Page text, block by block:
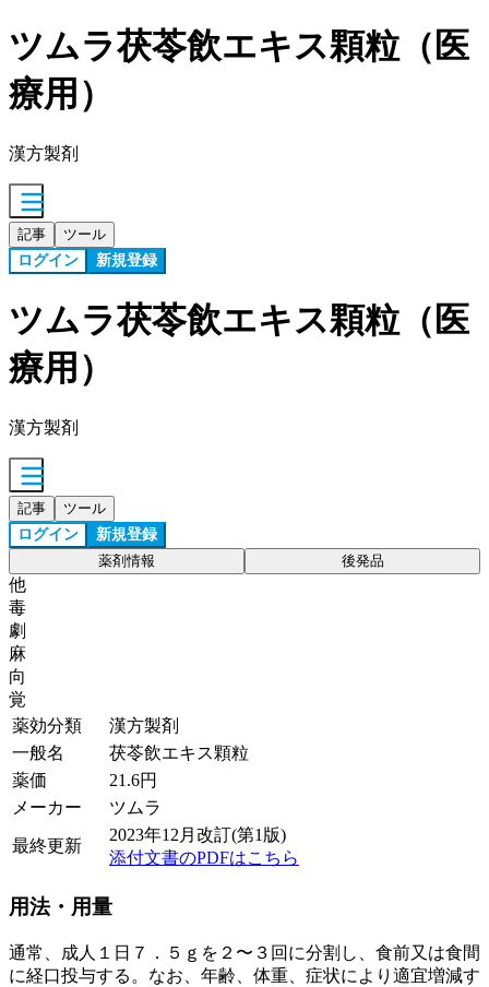
ツムラ茯苓飲エキス顆粒（医
療用）
漢方製剤
記事 ツール
ログイン 新規登録
ツムラ茯苓飲エキス顆粒（医
療用）
漢方製剤
記事 ツール
ログイン 新規登録
薬剤情報 後発品
他
毒
劇
麻
向
覚
薬効分類
漢方製剤
一般名
茯苓飲エキス顆粒
薬価
21.6円
メーカー
ツムラ
最終更新
2023年12月改訂(第1版)
添付文書のPDFはこちら
用法・用量
通常、成人１日７．５ｇを２〜３回に分割し、食前又は食間
に経口投与する。なお、年齢、体重、症状により適宜増減す